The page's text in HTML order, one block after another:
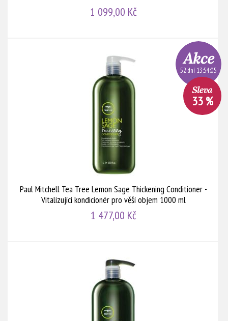
1 099,00 Kč
Paul Mitchell Tea Tree Lemon Sage Thickening Conditioner -
Vitalizující kondicionér pro věší objem 1000 ml
1 477,00 Kč
52 dní 13:54:05
33 %